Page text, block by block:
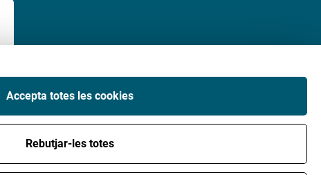
Accepta totes les cookies
Rebutjar-les totes